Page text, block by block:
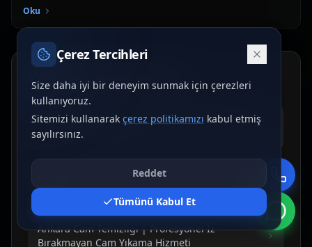
Oku
Diğer Hizmetlerimiz
Ankara Dış Cephe Temizliği | Profesyonel Bina
Cephe Yıkama Hizmeti
Ankara Zemin Temizleme, Cilalama & Parlatma
Hizmeti
Ankara Cam Temizliği | Profesyonel İz
Bırakmayan Cam Yıkama Hizmeti
Çerez Tercihleri
Size daha iyi bir deneyim sunmak için çerezleri
kullanıyoruz.
Sitemizi kullanarak çerez politikamızı kabul etmiş
sayılırsınız.
Reddet
Tümünü Kabul Et